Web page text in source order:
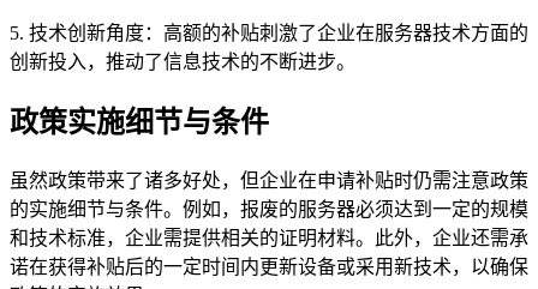
5. 技术创新角度：高额的补贴刺激了企业在服务器技术方面的
创新投入，推动了信息技术的不断进步。
政策实施细节与条件
虽然政策带来了诸多好处，但企业在申请补贴时仍需注意政策
的实施细节与条件。例如，报废的服务器必须达到一定的规模
和技术标准，企业需提供相关的证明材料。此外，企业还需承
诺在获得补贴后的一定时间内更新设备或采用新技术，以确保